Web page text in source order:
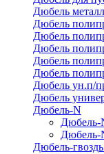
Дюбель
Дюбель
Дюбель
Дюбель
Дюбель
Дюбель
Дюбель ун.п/
Дюбель
Дюбель-N
Дюбель-
Дюбель-
Дюбель-